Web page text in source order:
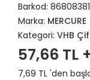
Barkod:
Marka: MERCURE
Kategori: VHB
57,66 TL
7,69 TL 'den